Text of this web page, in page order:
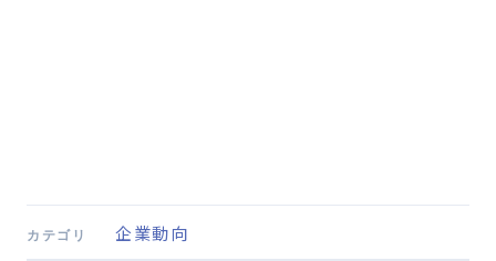
カテゴリ 企業動向